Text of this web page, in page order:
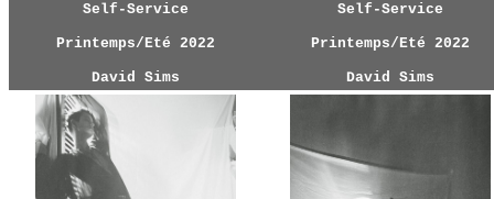
Self-Service
Printemps/Eté 2022
David Sims
Self-Service
Printemps/Eté 2022
David Sims